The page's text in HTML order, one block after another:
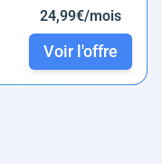
24,99€/mois
Voir l'offre